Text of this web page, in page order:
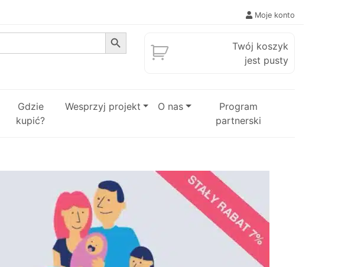
Moje konto
Search Button
Twój koszyk
jest pusty
Gdzie
kupić?
Wesprzyj projekt O nas
Program
partnerski